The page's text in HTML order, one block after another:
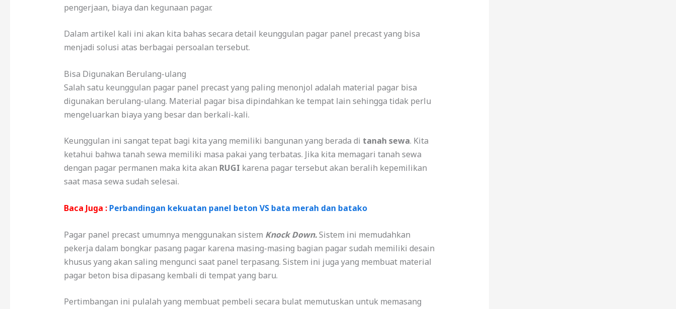
pengerjaan, biaya dan kegunaan pagar.
Dalam artikel kali ini akan kita bahas secara detail keunggulan pagar panel precast yang bisa
menjadi solusi atas berbagai persoalan tersebut.
Bisa Digunakan Berulang-ulang
Salah satu keunggulan pagar panel precast yang paling menonjol adalah material pagar bisa
digunakan berulang-ulang. Material pagar bisa dipindahkan ke tempat lain sehingga tidak perlu
mengeluarkan biaya yang besar dan berkali-kali.
Keunggulan ini sangat tepat bagi kita yang memiliki bangunan yang berada di tanah sewa. Kita
ketahui bahwa tanah sewa memiliki masa pakai yang terbatas. Jika kita memagari tanah sewa
dengan pagar permanen maka kita akan RUGI karena pagar tersebut akan beralih kepemilikan
saat masa sewa sudah selesai.
Baca Juga : Perbandingan kekuatan panel beton VS bata merah dan batako
Pagar panel precast umumnya menggunakan sistem Knock Down.Sistem ini memudahkan
pekerja dalam bongkar pasang pagar karena masing-masing bagian pagar sudah memiliki desain
khusus yang akan saling mengunci saat panel terpasang. Sistem ini juga yang membuat material
pagar beton bisa dipasang kembali di tempat yang baru.
Pertimbangan ini pulalah yang membuat pembeli secara bulat memutuskan untuk memasang